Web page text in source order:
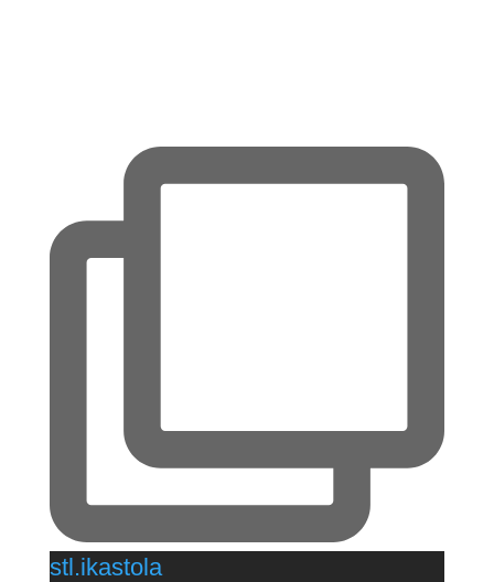
stl.ikastola